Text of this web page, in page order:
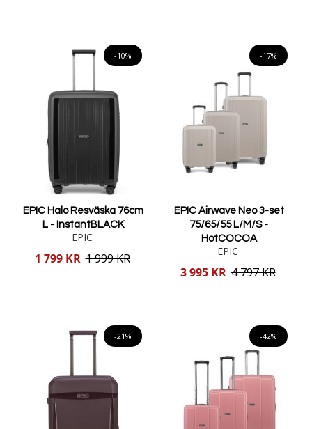
-10%
EPIC Halo Resväska 76cm
L - InstantBLACK
EPIC
Reducerat
1 799 KR 1 999 KR
-17%
EPIC Airwave Neo 3-set
75/65/55 L/M/S -
HotCOCOA
EPIC
Reducerat
3 995 KR 4 797 KR
-21% -42%